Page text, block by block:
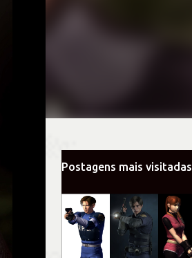
Postagens mais visitadas